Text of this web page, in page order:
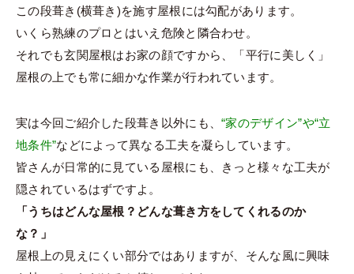
この段葺き(横葺き)を施す屋根には勾配があります。
いくら熟練のプロとはいえ危険と隣合わせ。
それでも玄関屋根はお家の顔ですから、「平行に美しく」
屋根の上でも常に細かな作業が行われています。
実は今回ご紹介した段葺き以外にも、“家のデザイン”や“立
地条件”などによって異なる工夫を凝らしています。
皆さんが日常的に見ている屋根にも、きっと様々な工夫が
隠されているはずですよ。
「うちはどんな屋根？どんな葺き方をしてくれるのか
な？」
屋根上の見えにくい部分ではありますが、そんな風に興味